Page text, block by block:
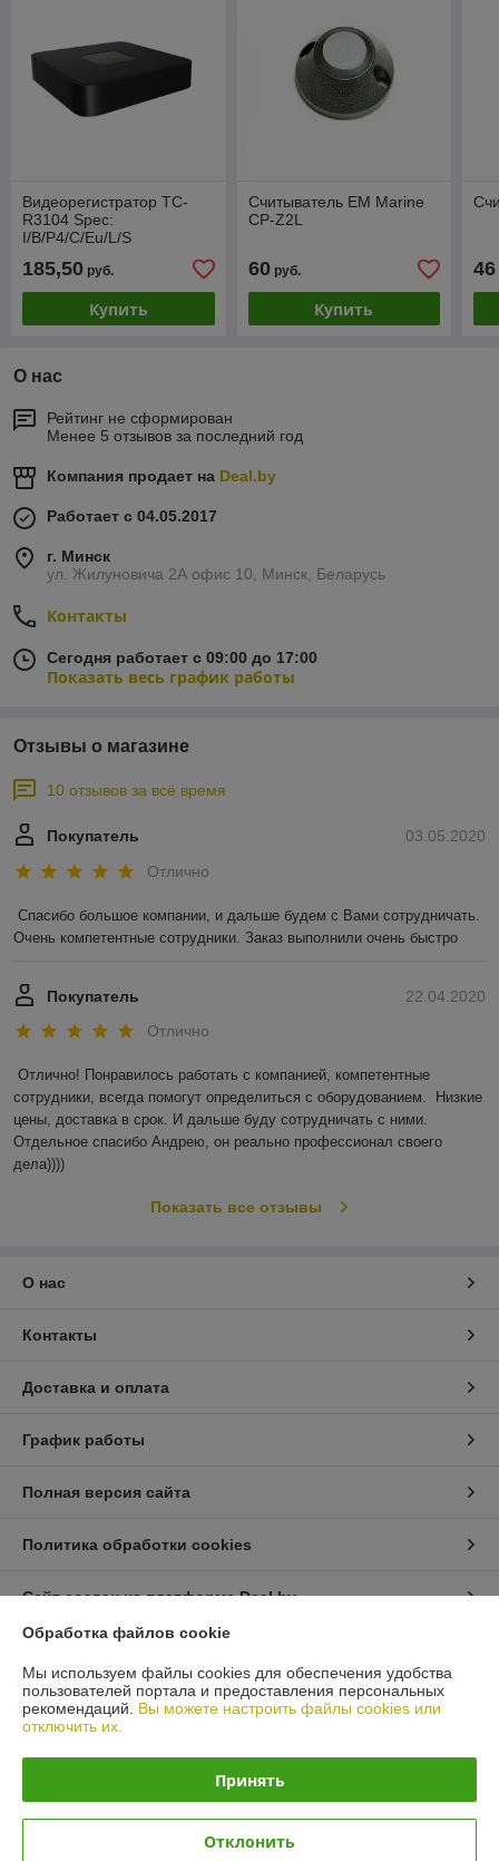
Видеорегистратор TC-
R3104 Spec:
I/B/P4/C/Eu/L/S
185,50 руб.
Купить
Считыватель EM Marine
CP-Z2L
60руб.
Купить
46
О нас
Рейтинг не сформирован
Менее 5 отзывов за последний год
Компания продает на Deal.by
Работает с 04.05.2017
г. Минск
ул. Жилуновича 2А офис 10, Минск, Беларусь
Контакты
Сегодня работает с 09:00 до 17:00
Показать весь график работы
Отзывы о магазине
10 отзывов за всё время
03.05.2020
Покупатель
Отлично
Спасибо большое компании, и дальше будем с Вами сотрудничать.
Очень компетентные сотрудники. Заказ выполнили очень быстро
22.04.2020
Покупатель
Отлично
Отлично! Понравилось работать с компанией, компетентные
сотрудники, всегда помогут определиться с оборудованием.  Низкие
цены, доставка в срок. И дальше буду сотрудничать с ними.
Отдельное спасибо Андрею, он реально профессионал своего
дела))))
Показать все отзывы
О нас
Контакты
Доставка и оплата
График работы
Полная версия сайта
Политика обработки cookies
Сайт создан на платформе Deal.by
Информация для покупателя
Юридическое лицо:ЧТУП "АрмандСервис"
225406 Брестская область, г. Барановичи, ул. Пионерская 87 офис 3
Регистрационный номер ЕГР: 291485326
Регистрационный орган: Барановичский горисполком
Обработка файлов cookie
Мы используем файлы cookies для обеспечения удобства
пользователей портала и предоставления персональных
рекомендаций. Вы можете настроить файлы cookies или
отключить их.
Принять
Отклонить